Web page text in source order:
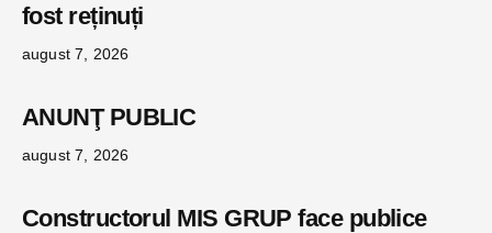
fost reținuți
august 7, 2026
ANUNŢ PUBLIC
august 7, 2026
Constructorul MIS GRUP face publice